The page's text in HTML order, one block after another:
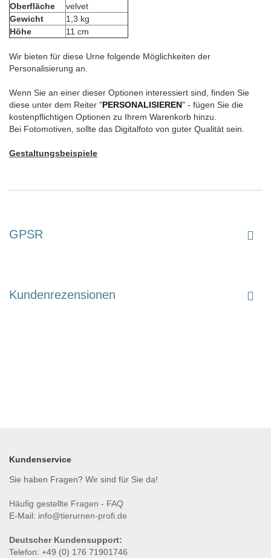
Oberfläche
velvet
Gewicht
1,3 kg
Höhe
11 cm
Wir bieten für diese Urne folgende Möglichkeiten der
Personalisierung an.
Wenn Sie an einer dieser Optionen interessiert sind, finden Sie
diese unter dem Reiter "PERSONALISIEREN" - fügen Sie die
kostenpflichtigen Optionen zu Ihrem Warenkorb hinzu.
Bei Fotomotiven, sollte das Digitalfoto von guter Qualität sein.
Gestaltungsbeispiele
GPSR
Kundenrezensionen
Kundenservice
Sie haben Fragen? Wir sind für Sie da!
Häufig gestellte Fragen - FAQ
E-Mail: info@tierurnen-profi.de
Deutscher Kundensupport:
Telefon: +49 (0) 176 71901746